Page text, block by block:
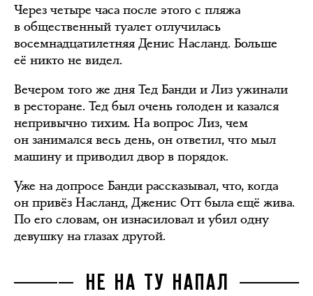
Через четыре часа после этого с пляжа
в общественный туалет отлучилась
восемнадцатилетняя Денис Насланд. Больше
её никто не видел.
Вечером того же дня Тед Банди и Лиз ужинали
в ресторане. Тед был очень голоден и казался
непривычно тихим. На вопрос Лиз, чем
он занимался весь день, он ответил, что мыл
машину и приводил двор в порядок.
Уже на допросе Банди рассказывал, что, когда
он привёз Насланд, Дженис Отт была ещё жива.
По его словам, он изнасиловал и убил одну
девушку на глазах другой.
НЕ НА ТУ НАПАЛ